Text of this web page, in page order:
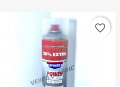
favorite_border